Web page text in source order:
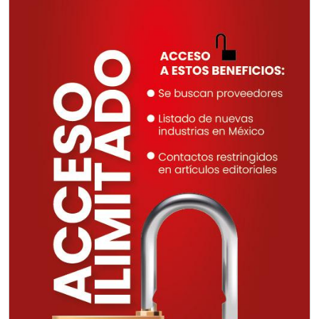
Requisitos: Otorgar condiciones de
crédito acordes a las políticas del
grupo, contar con instalaciones
cercanas a la región y otorgar
referencias comerciales.
Aplicar al Requerimiento
Empresa en Querétaro
Requiere:
CONSULTORÍAS DE
RECURSOS HUMANOS